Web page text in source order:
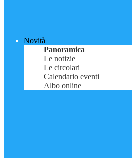
Novità
Panoramica
Le notizie
Le circolari
Calendario eventi
Albo online